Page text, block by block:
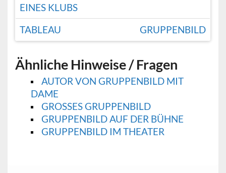
EINES KLUBS
TABLEAU GRUPPENBILD
Ähnliche Hinweise / Fragen
AUTOR VON GRUPPENBILD MIT
DAME
GROSSES GRUPPENBILD
GRUPPENBILD AUF DER BÜHNE
GRUPPENBILD IM THEATER